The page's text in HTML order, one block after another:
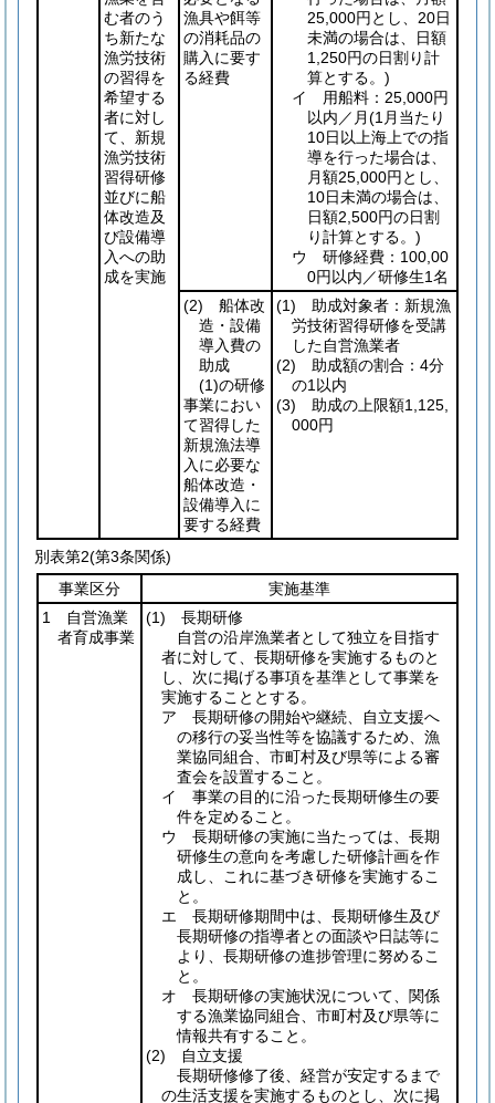
む者のう
ち新たな
漁労技術
の習得を
希望する
者に対し
て、新規
漁労技術
習得研修
並びに船
体改造及
び設備導
入への助
成を実施
漁具や餌等
の消耗品の
購入に要す
る経費
25,000円とし、20日
未満の場合は、日額
1,250円の日割り計
算とする。)
イ 用船料：25,000円
以内／月(1月当たり
10日以上海上での指
導を行った場合は、
月額25,000円とし、
10日未満の場合は、
日額2,500円の日割
り計算とする。)
ウ 研修経費：100,00
0円以内／研修生1名
(2) 船体改
造・設備
導入費の
助成
(1)の研修
事業におい
て習得した
新規漁法導
入に必要な
船体改造・
設備導入に
要する経費
(1) 助成対象者：新規漁
労技術習得研修を受講
した自営漁業者
(2) 助成額の割合：4分
の1以内
(3) 助成の上限額1,125,
000円
別表第2(第3条関係)
事業区分
実施基準
1 自営漁業
者育成事業
(1) 長期研修
自営の沿岸漁業者として独立を目指す
者に対して、長期研修を実施するものと
し、次に掲げる事項を基準として事業を
実施することとする。
ア 長期研修の開始や継続、自立支援へ
の移行の妥当性等を協議するため、漁
業協同組合、市町村及び県等による審
査会を設置すること。
イ 事業の目的に沿った長期研修生の要
件を定めること。
ウ 長期研修の実施に当たっては、長期
研修生の意向を考慮した研修計画を作
成し、これに基づき研修を実施するこ
と。
エ 長期研修期間中は、長期研修生及び
長期研修の指導者との面談や日誌等に
より、長期研修の進捗管理に努めるこ
と。
オ 長期研修の実施状況について、関係
する漁業協同組合、市町村及び県等に
情報共有すること。
(2) 自立支援
長期研修修了後、経営が安定するまで
の生活支援を実施するものとし、次に掲